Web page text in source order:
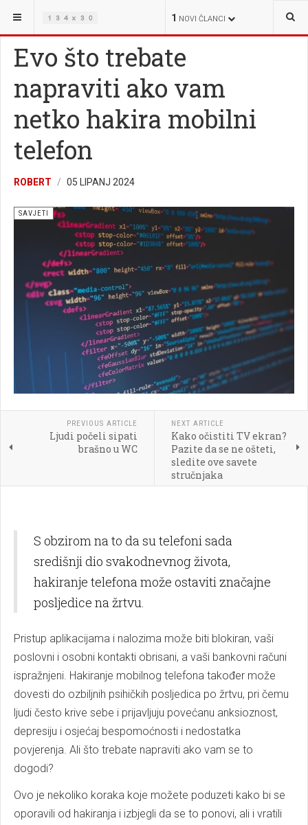
1 NOVI ČLANCI
NALAZITE SE OVDJE: SAVJETI
Evo što trebate
napraviti ako vam
netko hakira mobilni
telefon
ROBERT 05 LIPANJ 2024
SAVJETI
PREVIOUS ARTICLE
Ljudi počeli sipati
brašno u WC
NEXT ARTICLE
Kako očistiti TV ekran?
Pazite da se ne ošteti,
sledite ove savete
stručnjaka
S obzirom na to da su telefoni sada
središnji dio svakodnevnog života,
hakiranje telefona može ostaviti značajne
posljedice na žrtvu.
Pristup aplikacijama i nalozima može biti blokiran, vaši
poslovni i osobni kontakti obrisani, a vaši bankovni računi
ispražnjeni. Hakiranje mobilnog telefona također može
dovesti do ozbiljnih psihičkih posljedica po žrtvu, pri čemu
ljudi često krive sebe i prijavljuju povećanu anksioznost,
depresiju i osjećaj bespomoćnosti i nedostatka
povjerenja. Ali što trebate napraviti ako vam se to
dogodi?
Ovo je nekoliko koraka koje možete poduzeti kako bi se
oporavili od hakiranja i izbjegli da se to ponovi, ali i vratili